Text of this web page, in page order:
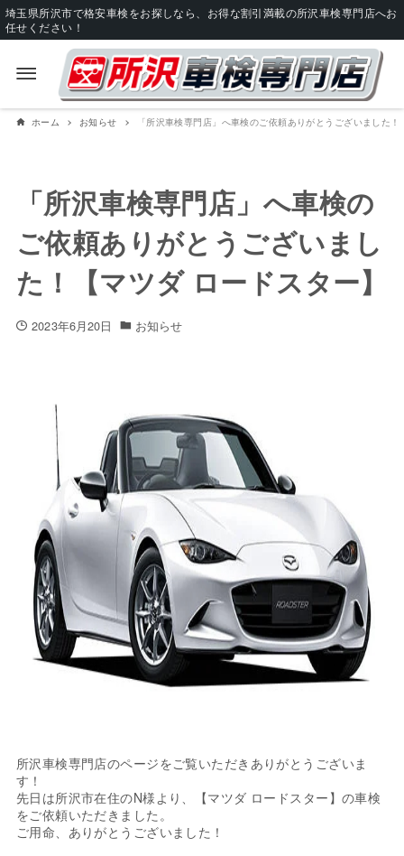
埼玉県所沢市で格安車検をお探しなら、お得な割引満載の所沢車検専門店へお
任せください！
ホーム お知らせ 「所沢車検専門店」へ車検のご依頼ありがとうございました
「所沢車検専門店」へ車検の
ご依頼ありがとうございまし
た！【マツダ ロードスター】
2023年6月20日 お知らせ
所沢車検専門店のページをご覧いただきありがとうございま
す！
先日は所沢市在住のN様より、【マツダ ロードスター】の車検
をご依頼いただきました。
ご用命、ありがとうございました！